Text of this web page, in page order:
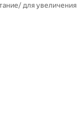
для увеличения